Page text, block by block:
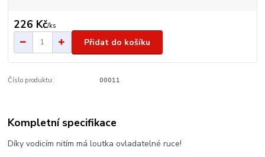
226 Kč/ks
Přidat do košíku
Číslo produktu: 00011
Kompletní specifikace
Díky vodicím nitím má loutka ovladatelné ruce!